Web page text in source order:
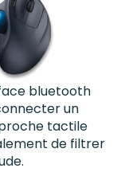
bluetooth
un
tactile
de filtrer